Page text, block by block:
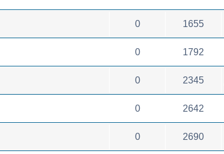
0 1655
0 1792
0 2345
0 2642
0 2690